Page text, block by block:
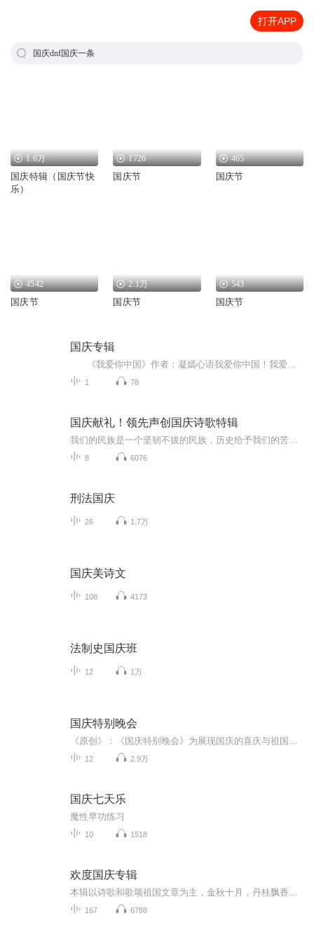
打开APP
国庆dnf国庆一条
1.6万
国庆特辑（国庆节快
乐）
1726
国庆节
465
国庆节
4542
国庆节
2.1万
国庆节
543
国庆节
国庆专辑
1 78
国庆献礼！领先声创国庆诗歌特辑
8 6076
刑法国庆
26 1.7万
国庆美诗文
108 4173
法制史国庆班
12 1万
国庆特别晚会
12 2.9万
国庆七天乐
魔性早功练习
10 1518
欢度国庆专辑
167 6788